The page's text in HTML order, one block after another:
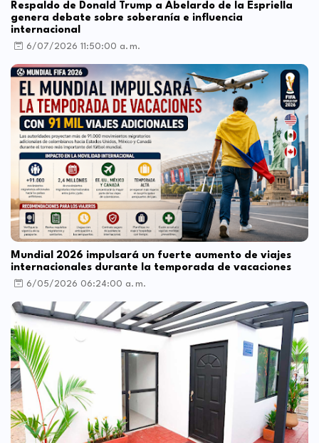
Respaldo de Donald Trump a Abelardo de la Espriella
genera debate sobre soberanía e influencia
internacional
6/07/2026 11:50:00 a. m.
Mundial 2026 impulsará un fuerte aumento de viajes
internacionales durante la temporada de vacaciones
6/05/2026 06:24:00 a. m.